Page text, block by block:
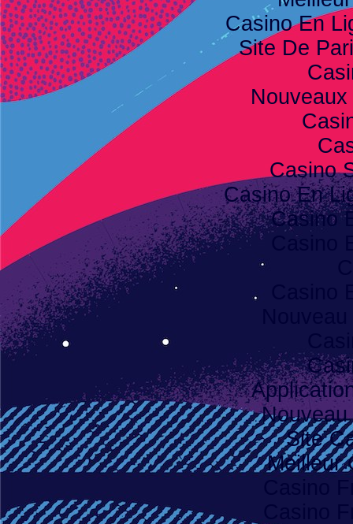
Casino En
Site De
Casino
Casino En
Casino
Casino
Site
Meilleur